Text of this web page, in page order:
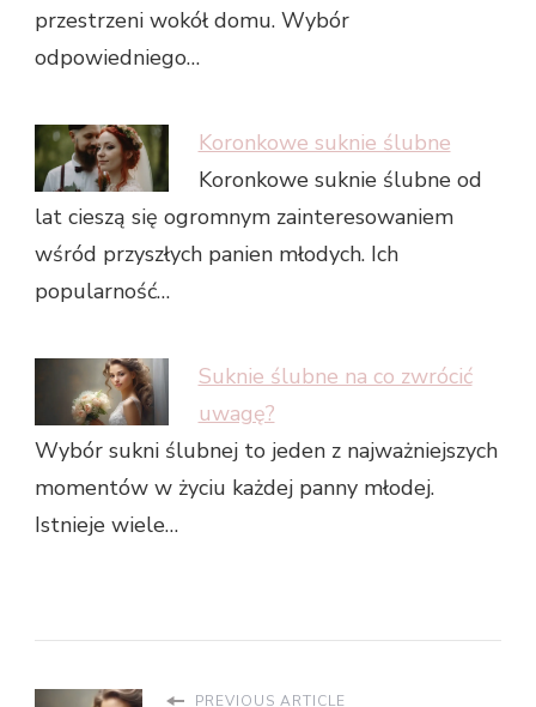
przestrzeni wokół domu. Wybór
odpowiedniego…
Koronkowe suknie ślubne
Koronkowe suknie ślubne od
lat cieszą się ogromnym zainteresowaniem
wśród przyszłych panien młodych. Ich
popularność…
Suknie ślubne na co zwrócić
uwagę?
Wybór sukni ślubnej to jeden z najważniejszych
momentów w życiu każdej panny młodej.
Istnieje wiele…
PREVIOUS ARTICLE